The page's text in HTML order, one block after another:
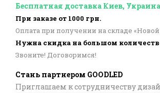
Бесплатная доставка Киев, Украина
При заказе от 1000 грн.
Оплата при получении на складе
Нужна скидка на большом
Звоните! Договоримся!
Стань партнером GOODLED
Приглашаем к сотрудничеству